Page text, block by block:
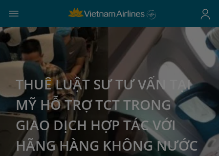
THUÊ LUẬT SƯ TƯ VẤN TẠI
MỸ HỖ TRỢ TCT TRONG
GIAO DỊCH HỢP TÁC VỚI
HÃNG HÀNG KHÔNG NƯỚC